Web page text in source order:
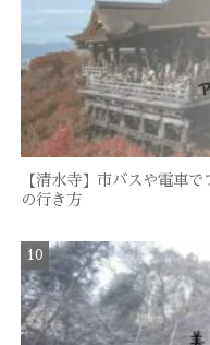
【清水寺】市バスや電車
の行き方